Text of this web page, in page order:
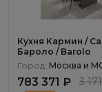
Кухня Кармин /
Бароло / Barolo
Город: Москва и
783 371 ₽ 3